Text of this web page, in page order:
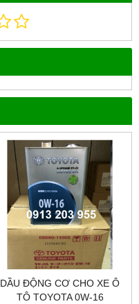
DẦU ĐỘNG CƠ CHO XE Ô
TÔ TOYOTA 0W-16